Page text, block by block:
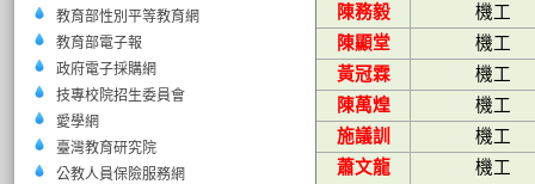
教育部性別平等教育網
教育部電子報
政府電子採購網
技專校院招生委員會
愛學網
臺灣教育研究院
公教人員保險服務網
陳務毅
機工
陳顯堂
機工
黃冠霖
機工
陳萬煌
機工
施議訓
機工
蕭文龍
機工